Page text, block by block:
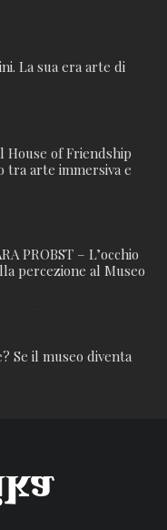
La sua era arte di
House of Friendship
tra arte immersiva e
PROBST – L’occhio
percezione al Museo
Se il museo diventa